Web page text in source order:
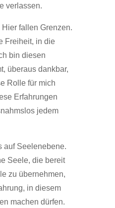
verlassen.
fallen Grenzen.
Freiheit, in die
bin diesen
überaus dankbar,
Rolle für mich
Erfahrungen
jedem
auf Seelenebene.
Seele, die bereit
zu übernehmen,
in diesem
machen dürfen.